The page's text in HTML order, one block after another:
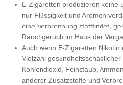
E-Zigaretten produzieren keine
nur Flüssigkeit und Aromen
eine Verbrennung stattfindet,
Rauchgeruch im Haus der
Auch wenn E-Zigaretten Nikotin
Vielzahl
Kohlendioxid, Feinstaub,
anderer Zusatzstoffe und